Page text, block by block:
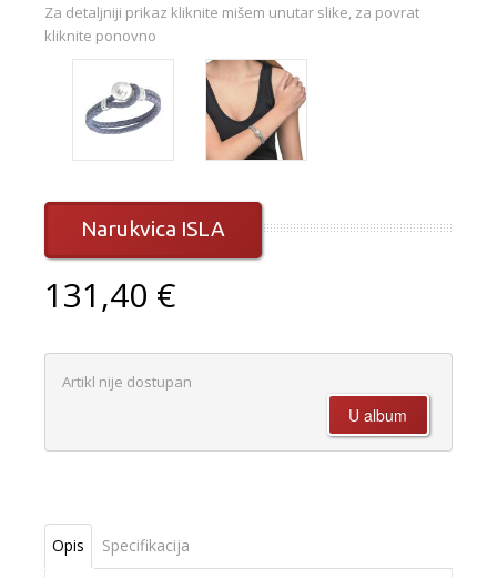
Za detaljniji prikaz kliknite mišem unutar slike, za povrat
kliknite ponovno
Narukvica ISLA
131,40 €
Artikl nije dostupan
Opis Specifikacija